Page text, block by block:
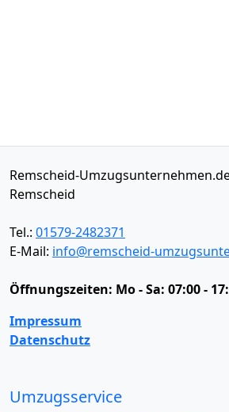
Remscheid-
Remscheid
Tel.: 01579-2482371
E-Mail: info@remscheid-
Öffnungszeiten: Mo - Sa: 07:00 -
Impressum
Datenschutz
Umzugsservice